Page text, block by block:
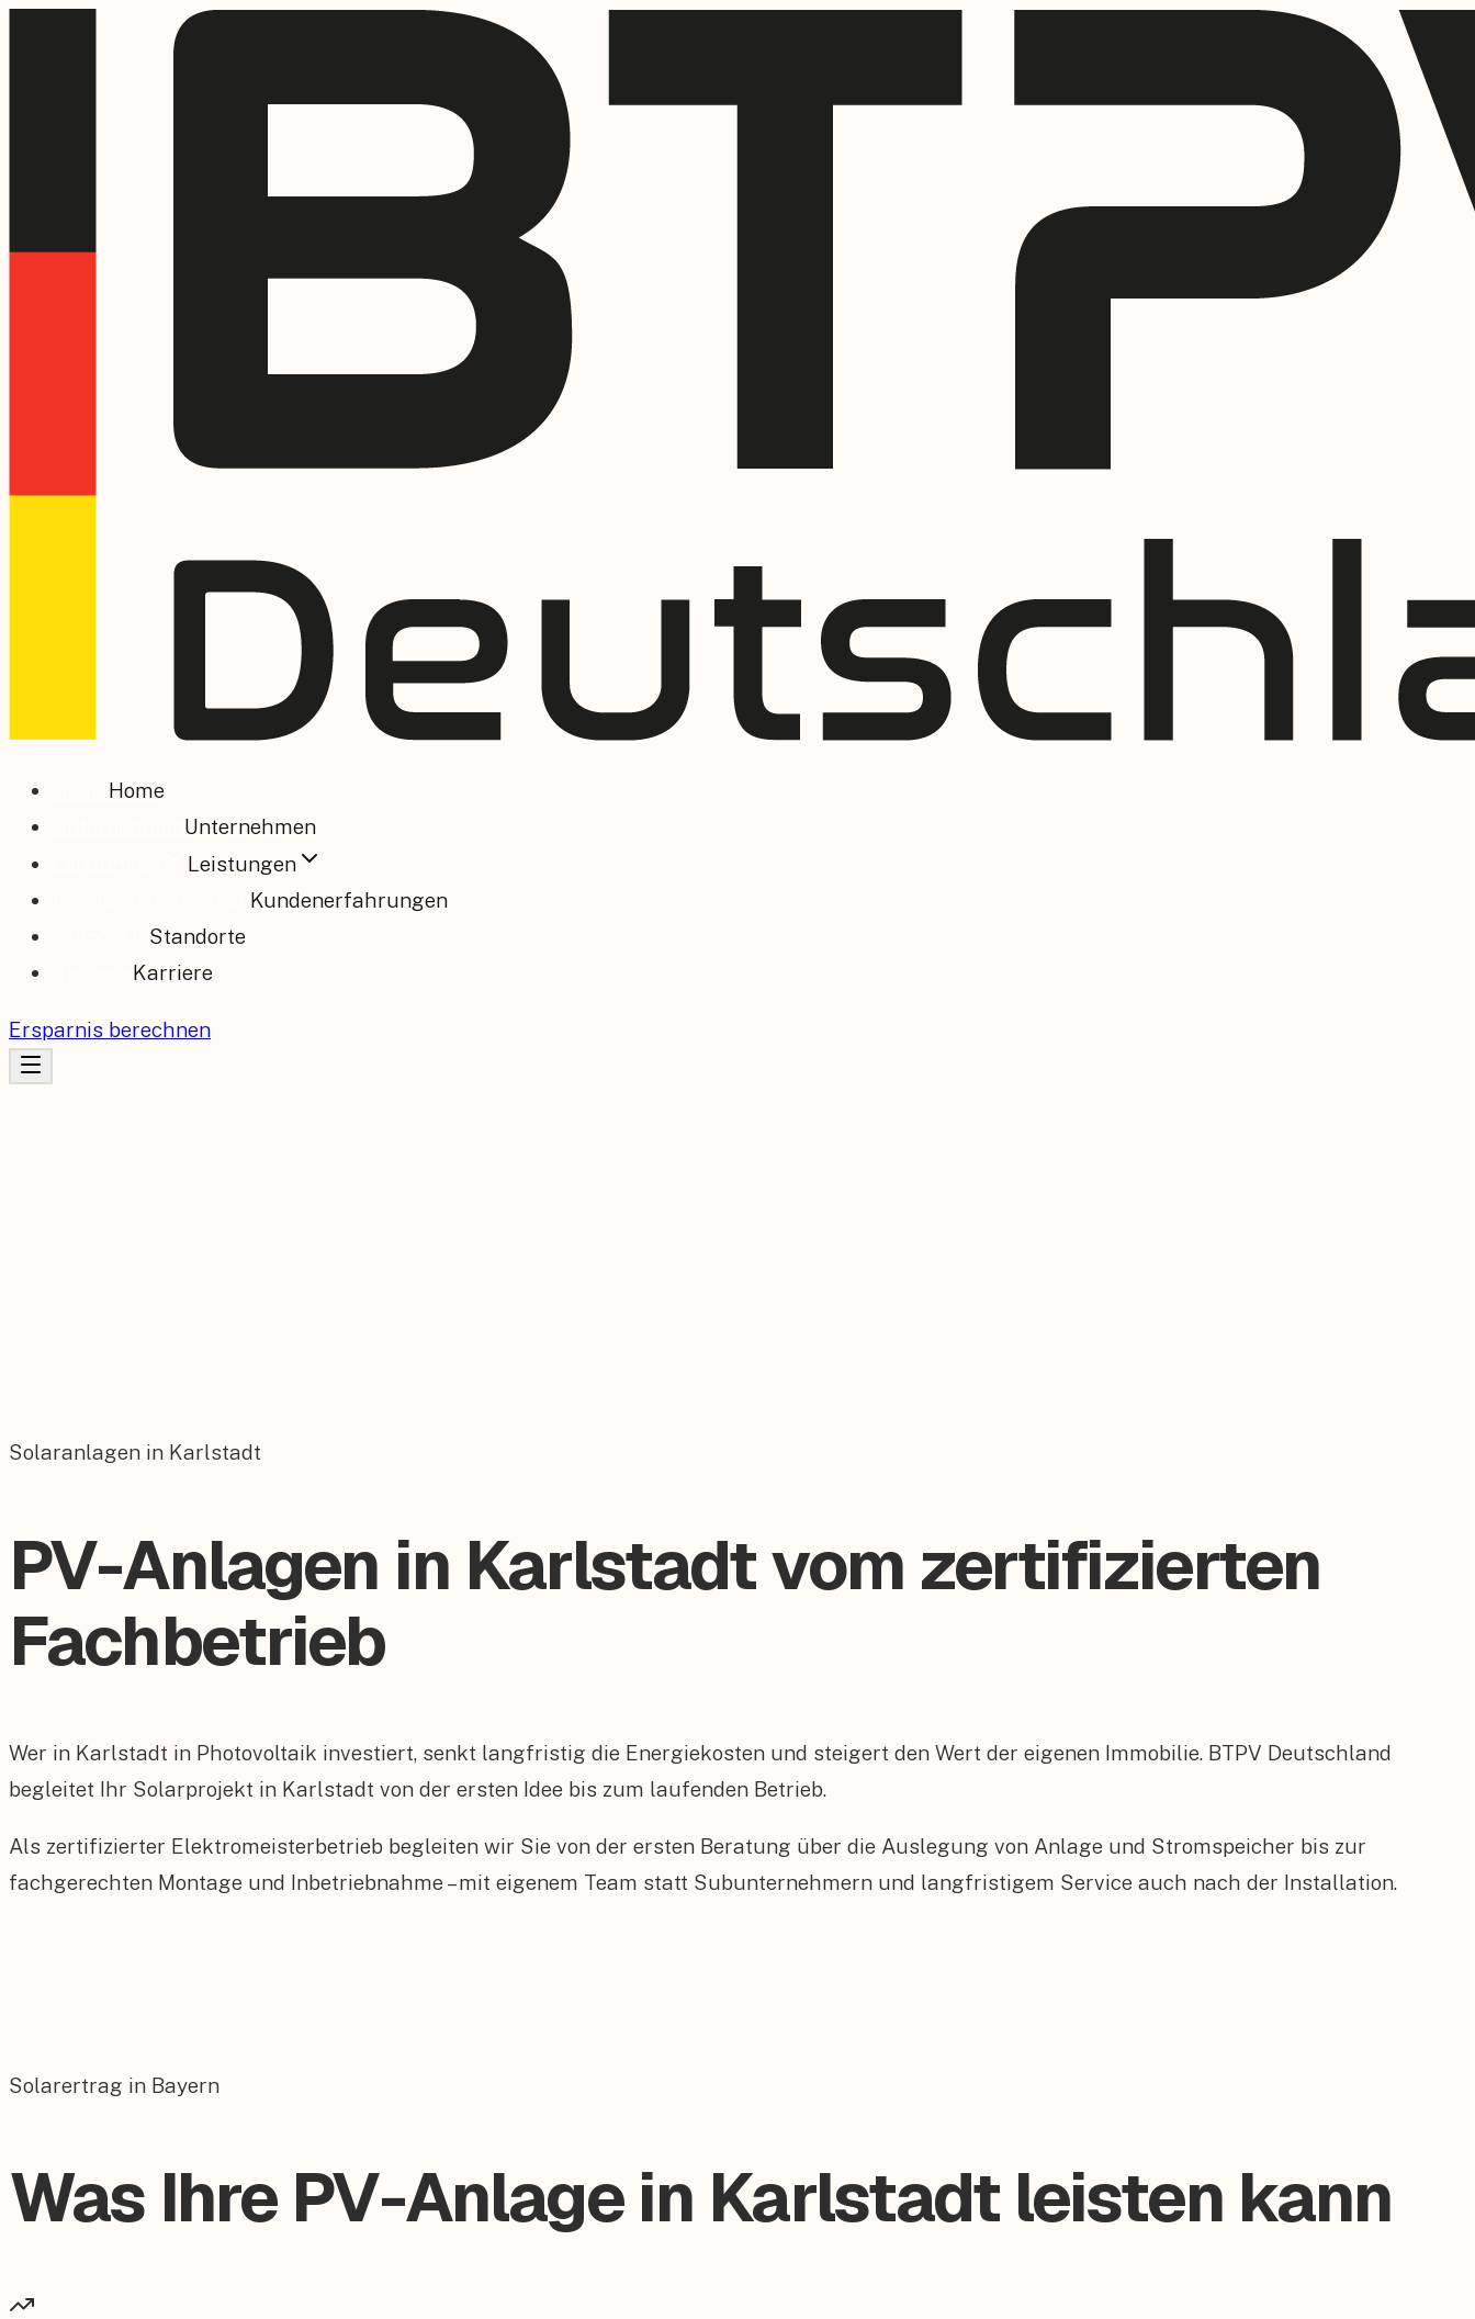
Home
Unternehmen
Leistungen
Kundenerfahrungen
Standorte
Karriere
Ersparnis berechnen
Solaranlagen in Karlstadt
PV-Anlagen in Karlstadt vom zertifizierten
Fachbetrieb
Wer in Karlstadt in Photovoltaik investiert, senkt langfristig die Energiekosten und steigert den Wert der eigenen Immobilie. BTPV Deutschland
begleitet Ihr Solarprojekt in Karlstadt von der ersten Idee bis zum laufenden Betrieb.
Als zertifizierter Elektromeisterbetrieb begleiten wir Sie von der ersten Beratung über die Auslegung von Anlage und Stromspeicher bis zur
fachgerechten Montage und Inbetriebnahme – mit eigenem Team statt Subunternehmern und langfristigem Service auch nach der Installation.
Solarertrag in Bayern
Was Ihre PV-Anlage in Karlstadt leisten kann